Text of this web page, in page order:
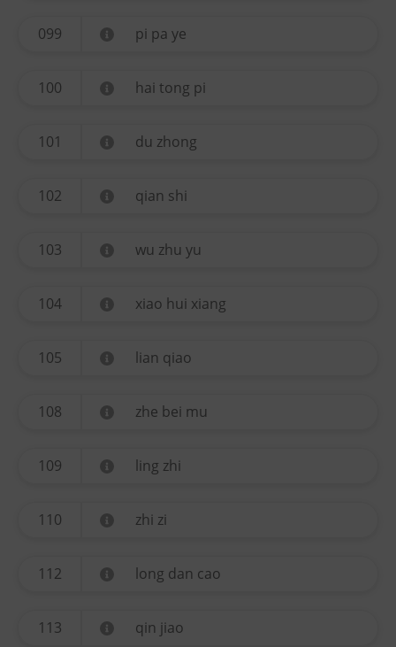
099 pi pa ye
100 hai tong pi
101 du zhong
102 qian shi
103 wu zhu yu
104 xiao hui xiang
105 lian qiao
108 zhe bei mu
109 ling zhi
110 zhi zi
112 long dan cao
113 qin jiao